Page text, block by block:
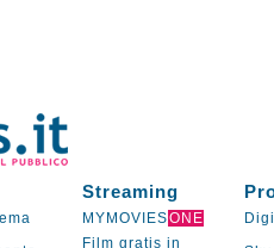
Streaming
MYMOVIESONE
Film gratis in